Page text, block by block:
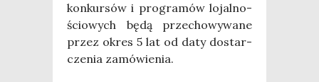
kon­kur­sów i pro­gra­mów lojal­no­
ścio­wych będą prze­cho­wy­wa­ne
przez okres 5 lat od daty dostar­
cze­nia zamówienia.